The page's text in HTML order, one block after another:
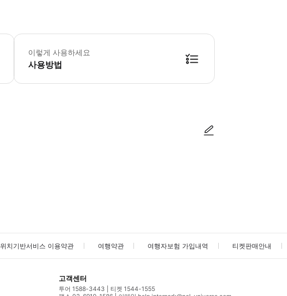
2세 이하 영유아는 무료입니다. (좌석은 따로 마련되어 있지 않습니다) 본 상품은 예약제로
이렇게 사용하세요
사용방법
위치기반서비스 이용약관 여행약관 여행자보험 가입내역 티켓판매안내
고객센터
투어 1588-3443
티켓 1544-1555